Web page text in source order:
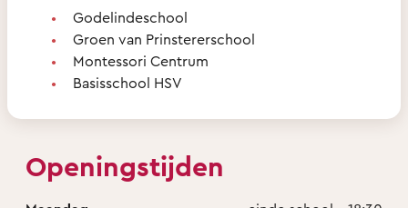
Godelindeschool
Groen van Prinstererschool
Montessori Centrum
Basisschool HSV
Openingstijden